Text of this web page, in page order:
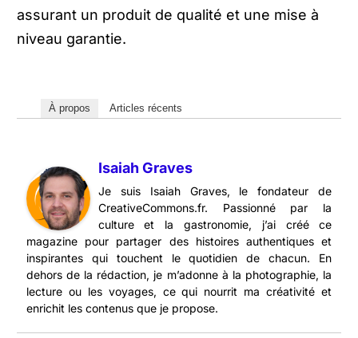
assurant un produit de qualité et une mise à
niveau garantie.
À propos Articles récents
Isaiah Graves
Je suis Isaiah Graves, le fondateur de
CreativeCommons.fr. Passionné par la
culture et la gastronomie, j’ai créé ce
magazine pour partager des histoires authentiques et
inspirantes qui touchent le quotidien de chacun. En
dehors de la rédaction, je m’adonne à la photographie, la
lecture ou les voyages, ce qui nourrit ma créativité et
enrichit les contenus que je propose.